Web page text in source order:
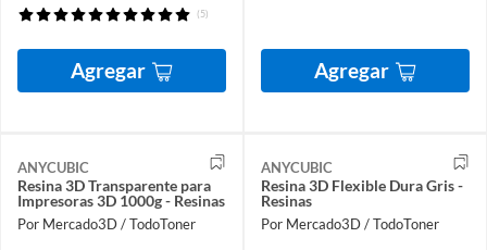
(5)
Agregar Agregar
ANYCUBIC
Resina 3D Transparente para
Impresoras 3D 1000g - Resinas
Por Mercado3D / TodoToner
ANYCUBIC
Resina 3D Flexible Dura Gris -
Resinas
Por Mercado3D / TodoToner